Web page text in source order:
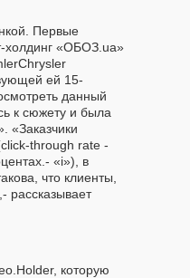
Первые
холдинг «ОБОЗ.ua»
ей 15-
данный
к сюжету и была
«Заказчики
through rate -
«і»), в
что клиенты,
рассказывает
которую